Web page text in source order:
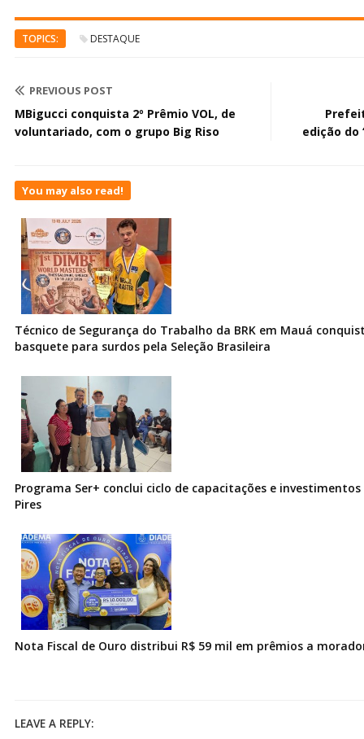
TOPICS: DESTAQUE
PREVIOUS POST
MBigucci conquista 2º Prêmio VOL, de
voluntariado, com o grupo Big Riso
edição do
You may also read!
Técnico de Segurança do Trabalho da BRK em Mauá
basquete para surdos pela Seleção Brasileira
Programa Ser+ conclui ciclo de capacitações e
Pires
Nota Fiscal de Ouro distribui R$ 59 mil em prêmios a
LEAVE A REPLY: